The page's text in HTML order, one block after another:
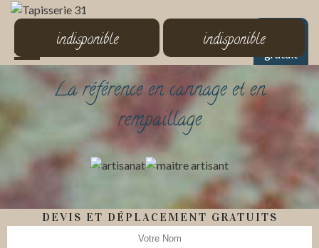
Devis
gratuit
indisponible indisponible
La référence en cannage et en
rempaillage
DEVIS ET DÉPLACEMENT GRATUITS